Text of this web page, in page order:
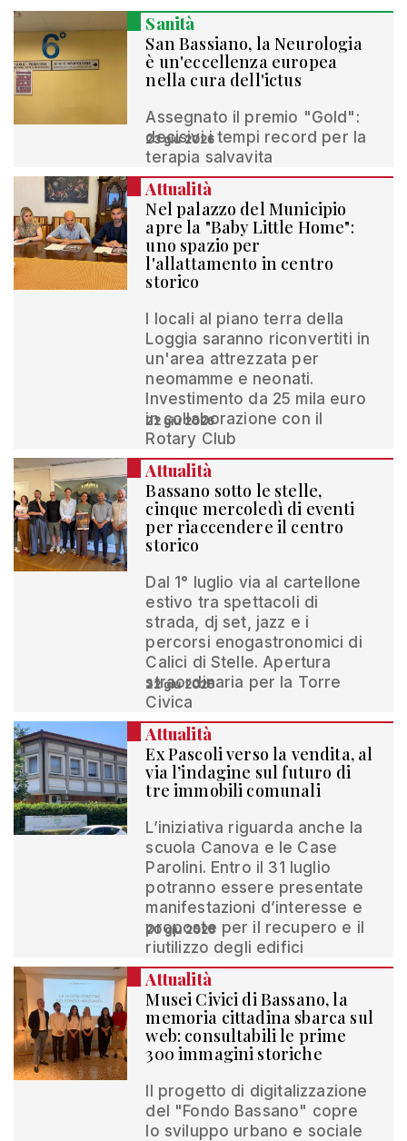
Sanità
San Bassiano, la Neurologia
è un'eccellenza europea
nella cura dell'ictus
Assegnato il premio "Gold":
decisivi i tempi record per la
terapia salvavita
23 giu 2026
Attualità
Nel palazzo del Municipio
apre la "Baby Little Home":
uno spazio per
l'allattamento in centro
storico
I locali al piano terra della
Loggia saranno riconvertiti in
un'area attrezzata per
neomamme e neonati.
Investimento da 25 mila euro
in collaborazione con il
Rotary Club
22 giu 2026
Attualità
Bassano sotto le stelle,
cinque mercoledì di eventi
per riaccendere il centro
storico
Dal 1° luglio via al cartellone
estivo tra spettacoli di
strada, dj set, jazz e i
percorsi enogastronomici di
Calici di Stelle. Apertura
straordinaria per la Torre
Civica
22 giu 2026
Attualità
Ex Pascoli verso la vendita, al
via l’indagine sul futuro di
tre immobili comunali
L’iniziativa riguarda anche la
scuola Canova e le Case
Parolini. Entro il 31 luglio
potranno essere presentate
manifestazioni d’interesse e
proposte per il recupero e il
riutilizzo degli edifici
20 giu 2026
Attualità
Musei Civici di Bassano, la
memoria cittadina sbarca sul
web: consultabili le prime
300 immagini storiche
Il progetto di digitalizzazione
del "Fondo Bassano" copre
lo sviluppo urbano e sociale